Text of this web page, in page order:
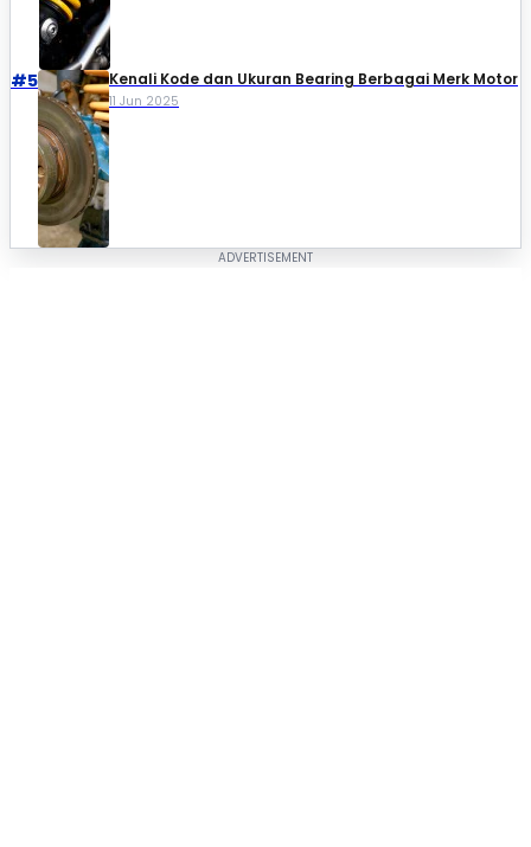
#5 Kenali Kode dan Ukuran Bearing Berbagai Merk Motor
11 Jun 2025